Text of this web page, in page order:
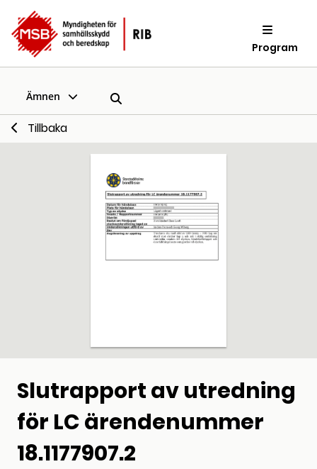
Program
Ämnen
Tillbaka
Slutrapport av utredning
för LC ärendenummer
18.1177907.2